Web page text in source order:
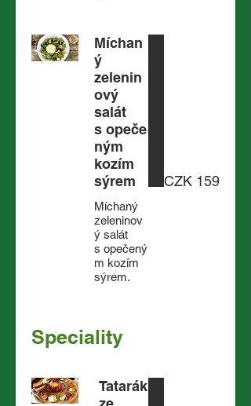
Míchan
ý
zelenin
ový
salát
s opeče
ným
kozím
sýrem
Míchaný
zeleninov
ý salát
s opečený
m kozím
sýrem.
CZK 159
Speciality
Tatarák